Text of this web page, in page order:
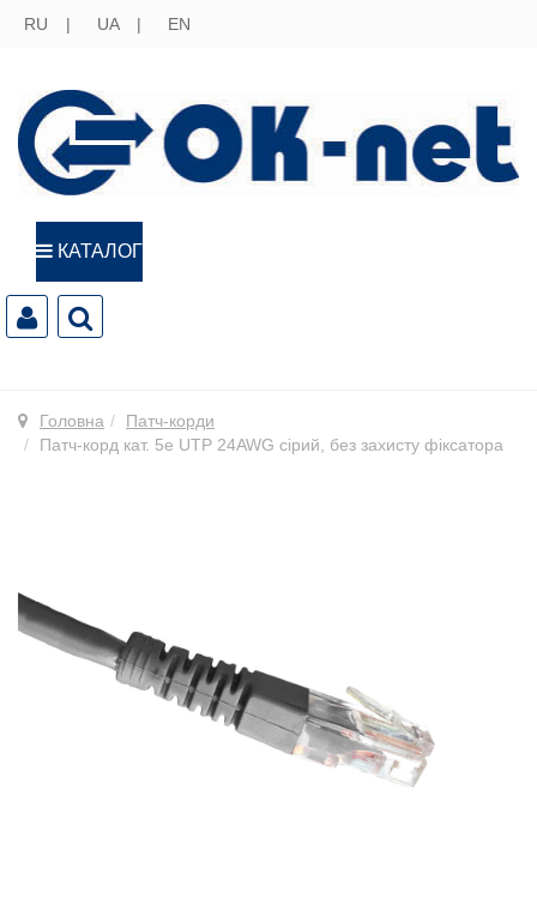
RU UA EN
КАТАЛОГ
Головна
Патч-корди
Патч-корд кат. 5е UTP 24AWG сірий, без захисту фіксатора